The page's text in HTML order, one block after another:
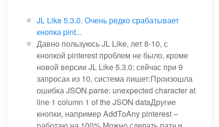
JL Like 5.3.0. Очень редко срабатывает
кнопка pint...
Давно пользуюсь JL Like, лет 8-10, с
кнопкой pinterest проблем не было, кроме
новой версии JL Like 5.3.0: сейчас при 9
запросах из 10, система пишет:Произошла
ошибка JSON.parse: unexpected character at
line 1 column 1 of the JSON dataДругие
кнопки, например AddToAny pinterest –